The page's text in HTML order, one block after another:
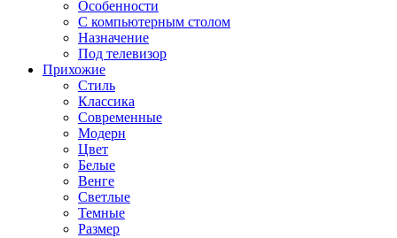
Особенности
С компьютерным столом
Назначение
Под телевизор
Прихожие
Стиль
Классика
Современные
Модерн
Цвет
Белые
Венге
Светлые
Темные
Размер